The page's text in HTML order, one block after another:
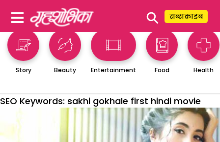
⚲ सब्सक्राइब
Story Beauty Entertainment Food Health
SEO Keywords: sakhi gokhale first hindi movie